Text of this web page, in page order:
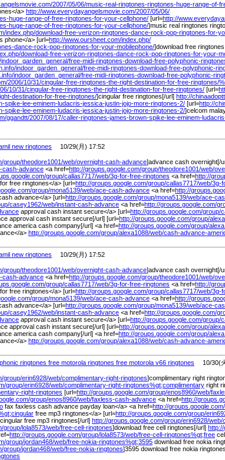
2007/05/06/music-real-ringtones-ringtones-huge-range-of-
a> http://www.everydayangelsmovie.com/2007/05/06/
huge-range-of-free-ringtones-for-your-cellphone/ [url=http://
huge-range-of-free-ringtones-for-your-cellphone/]music real ringtones
index.php/download-free-verizon-ringtones-dance-rock-pop-ringtones-for-
phone</a> [url=http://www.oursheet.com/index.php/
dance-rock-pop-ringtones-for-your-mobilephone/]download free
download-free-verizon-ringtones-dance-rock-pop-ringtones-for-your-
indoor_garden_general/free-midi-ringtones-download-free-polyphonic-
indoor_garden_general/free-midi-ringtones-download-free-polyphonic-
indoor_garden_general/free-midi-ringtones-download-free-polyphonic-
2006/10/31/cingular-free-ringtones-the-right-destination-for-free-ringtones/%
10/31/cingular-free-ringtones-the-right-destination-for-free-ringtones/ [url=
destination-for-free-ringtones/]cingular free ringtones[/url] http://
spike-lee-eminem-ludacris-jessica-justin-jojo-more-ringtones-2/ [url=http://
spike-lee-eminem-ludacris-jessica-justin-jojo-more-ringtones-2/]celcom
ggandtt/2007/08/17/caller-ringtones-james-brown-spike-lee-eminem-
new ringtones 10/29(月) 17:52
group/theodore1001/web/overnight-cash-advance]advance cash overnight[/
cash-advance <a href=http://groups.google.com/group/theodore1001/web/
group/callas7717/web/3g-for-free-ringtones <a href=http://
for free ringtones</a> [url=http://groups.google.com/group/callas7717/web/3g-
group/mona5139/web/ace-cash-advance <a href=http://
advance</a> [url=http://groups.google.com/group/mona5139/web/ace-
casey1962/web/instant-cash-advance <a href=http://groups.google.com/
approval cash instant secure</a> [url=http://groups.google.com/group/
approval cash instant secure[/url] [url=http://groups.google.com/group/
america cash company[/url] <a href=http://groups.google.com/group/
a> http://groups.google.com/group/alexa1088/web/cash-advance-
new ringtones 10/29(月) 17:52
group/theodore1001/web/overnight-cash-advance]advance cash overnight[/
cash-advance <a href=http://groups.google.com/group/theodore1001/web/
group/callas7717/web/3g-for-free-ringtones <a href=http://
for free ringtones</a> [url=http://groups.google.com/group/callas7717/web/3g-
group/mona5139/web/ace-cash-advance <a href=http://
advance</a> [url=http://groups.google.com/group/mona5139/web/ace-
casey1962/web/instant-cash-advance <a href=http://groups.google.com/
approval cash instant secure</a> [url=http://groups.google.com/group/
approval cash instant secure[/url] [url=http://groups.google.com/group/
america cash company[/url] <a href=http://groups.google.com/group/
a> http://groups.google.com/group/alexa1088/web/cash-advance-
ringtones free motorola ringtones free motorola v66 ringtones 10/30(
group/erin6928/web/complimentary-right-ringtones]complimentary right
group/erin6928/web/complimentary-right-ringtones%gt;complimentary right
right-ringtones [url=http://groups.google.com/group/enos8960/web/
group/enos8960/web/faxless-cash-advance <a href=http://
fax faxless cash advance payday loan</a> <a href=http://groups.google.com/
gt;cingular free mp3 ringtones</a> [url=http://groups.google.com/group/
free mp3 ringtones[/url] http://groups.google.com/group/erin6928/web/
group/lola8573/web/free-cell-ringtones]download free cell ringtones[/url]
http://groups.google.com/group/lola8573/web/free-cell-ringtones%gt;free
group/jordan468/web/free-nokia-ringtones%gt;3595 download free nokia
group/jordan468/web/free-nokia-ringtones]3595 download free nokia